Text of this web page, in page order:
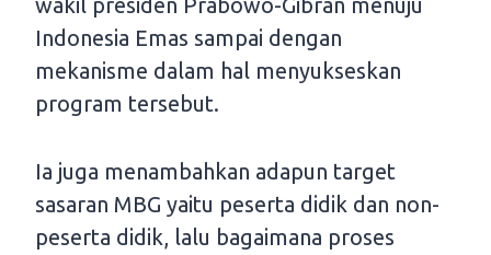
Indonesia Emas sampai dengan
mekanisme dalam hal menyukseskan
program tersebut.
Ia juga menambahkan adapun target
sasaran MBG yaitu peserta didik dan non-
peserta didik, lalu bagaimana proses